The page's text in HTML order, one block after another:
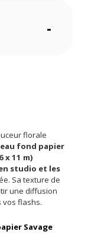
-
florale
fond papier
x 11 m)
studio et les
Sa texture de
une diffusion
vos flashs.
Savage